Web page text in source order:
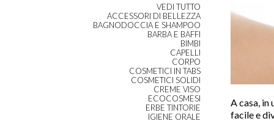
VEDI TUTTO
ACCESSORI DI BELLEZZA
BAGNODOCCIA E SHAMPOO
BARBA E BAFFI
BIMBI
CAPELLI
CORPO
COSMETICI IN TABS
COSMETICI SOLIDI
CREME VISO
ECOCOSMESI
ERBE TINTORIE
IGIENE ORALE
A casa, in
facilee